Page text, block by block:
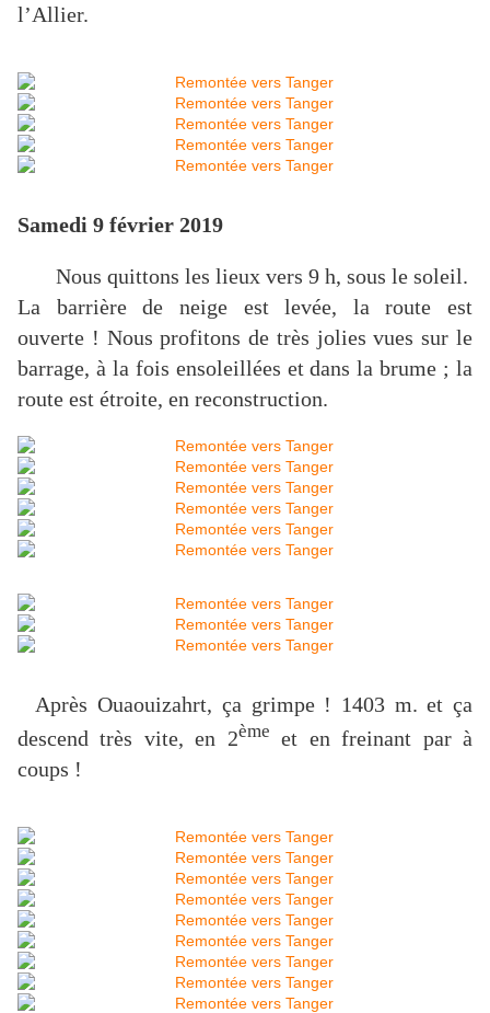
l’Allier.
Samedi 9 février 2019
Nous quittons les lieux vers 9 h, sous le soleil.
La barrière de neige est levée, la route est
ouverte ! Nous profitons de très jolies vues sur le
barrage, à la fois ensoleillées et dans la brume ; la
route est étroite, en reconstruction.
Après Ouaouizahrt, ça grimpe ! 1403 m. et ça
descend très vite, en 2ème et en freinant par à
coups !